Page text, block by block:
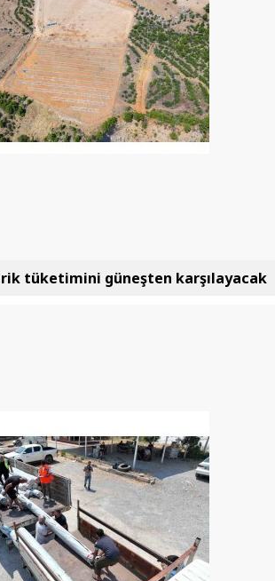
tüketimini güneşten karşılayacak